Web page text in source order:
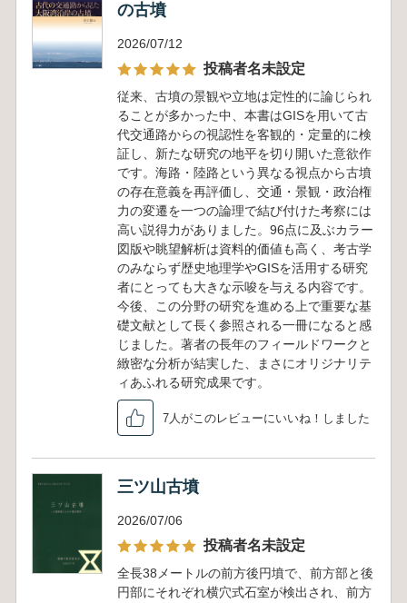
の古墳
2026/07/12
投稿者名未設定
従来、古墳の景観や立地は定性的に論じられ
ることが多かった中、本書はGISを用いて古
代交通路からの視認性を客観的・定量的に検
証し、新たな研究の地平を切り開いた意欲作
です。海路・陸路という異なる視点から古墳
の存在意義を再評価し、交通・景観・政治権
力の変遷を一つの論理で結び付けた考察には
高い説得力がありました。96点に及ぶカラー
図版や眺望解析は資料的価値も高く、考古学
のみならず歴史地理学やGISを活用する研究
者にとっても大きな示唆を与える内容です。
今後、この分野の研究を進める上で重要な基
礎文献として長く参照される一冊になると感
じました。著者の長年のフィールドワークと
緻密な分析が結実した、まさにオリジナリテ
ィあふれる研究成果です。
7人がこのレビューにいいね！しました
三ツ山古墳
2026/07/06
投稿者名未設定
全長38メートルの前方後円墳で、前方部と後
円部にそれぞれ横穴式石室が検出され、前方